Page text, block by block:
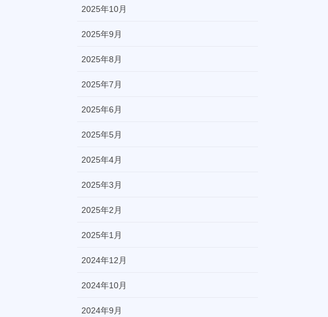
2025年10月
2025年9月
2025年8月
2025年7月
2025年6月
2025年5月
2025年4月
2025年3月
2025年2月
2025年1月
2024年12月
2024年10月
2024年9月